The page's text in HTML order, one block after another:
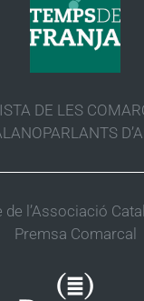
DE LES
de l’Associació
Premsa Comarcal